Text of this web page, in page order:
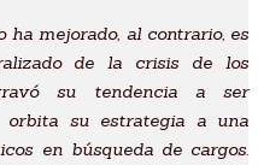
mejorado, al contrario, es
de la crisis de los
su tendencia a ser
su estrategia a una
en búsqueda de cargos.